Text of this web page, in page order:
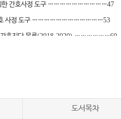
간호사정 도구 …………………………47
사정 도구 ………………………………53
호진단 목록(2018-2020) ………………60
87
도서목차